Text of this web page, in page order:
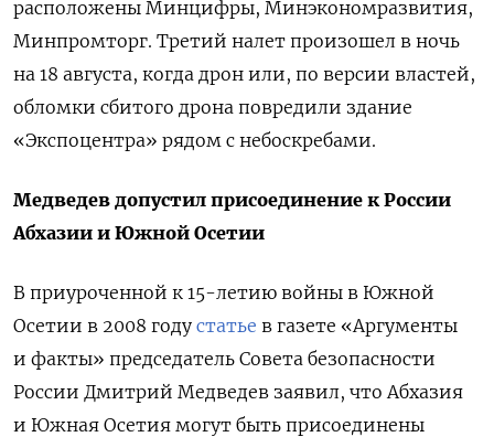
расположены Минцифры, Минэкономразвития,
Минпромторг. Третий налет произошел в ночь
на 18 августа, когда дрон или, по версии властей,
обломки сбитого дрона повредили здание
«Экспоцентра» рядом с небоскребами.
Медведев допустил присоединение к России
Абхазии и Южной Осетии
В приуроченной к 15-летию войны в Южной
Осетии в 2008 году статье в газете «Аргументы
и факты» председатель Совета безопасности
России Дмитрий Медведев заявил, чтоАбхазия
и Южная Осетия могут быть присоединены